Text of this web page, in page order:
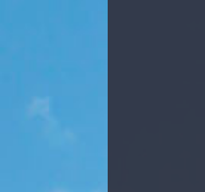
Tüm Manşetler